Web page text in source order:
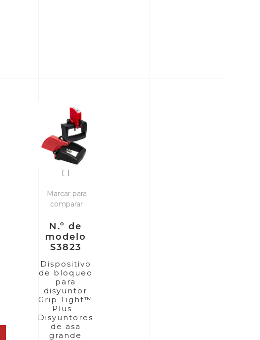
Marcar para
comparar
N.º de
modelo
S3823
Dispositivo
de bloqueo
para
disyuntor
Grip Tight™
Plus -
Disyuntores
de asa
grande